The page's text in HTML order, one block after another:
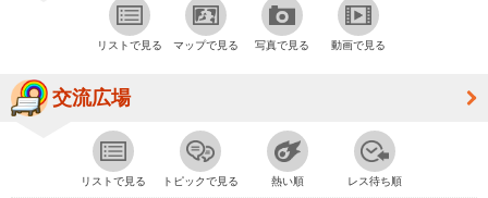
リストで見る マップで見る 写真で見る 動画で見る
交流広場
リストで見る トピックで見る 熱い順 レス待ち順